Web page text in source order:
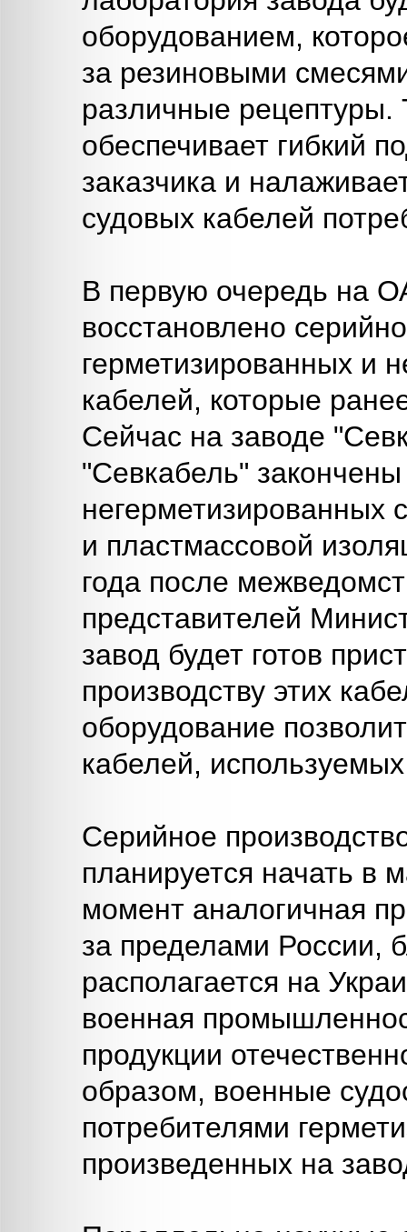
оборудованием,
за резиновыми
различные
обеспечивает гибкий
заказчика и
судовых кабелей
В первую очередь на
восстановлено
герметизированных и
кабелей, которые
Сейчас на заводе
"Севкабель"
негерметизированных
и пластмассовой
года после
представителей
завод будет готов
производству этих
оборудование
кабелей,
Серийное
планируется начать в
момент аналогичная
за пределами России,
располагается на
военная
продукции
образом, военные
потребителями
произведенных на